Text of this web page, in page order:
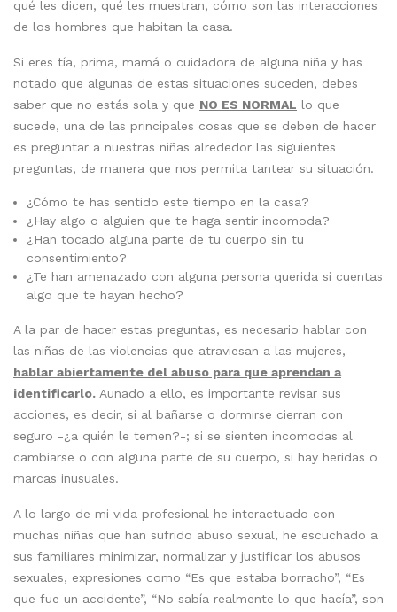
qué les dicen, qué les muestran, cómo son las interacciones
de los hombres que habitan la casa.
Si eres tía, prima, mamá o cuidadora de alguna niña y has
notado que algunas de estas situaciones suceden, debes
saber que no estás sola y que NO ES NORMAL lo que
sucede, una de las principales cosas que se deben de hacer
es preguntar a nuestras niñas alrededor las siguientes
preguntas, de manera que nos permita tantear su situación.
¿Cómo te has sentido este tiempo en la casa?
¿Hay algo o alguien que te haga sentir incomoda?
¿Han tocado alguna parte de tu cuerpo sin tu
consentimiento?
¿Te han amenazado con alguna persona querida si cuentas
algo que te hayan hecho?
A la par de hacer estas preguntas, es necesario hablar con
las niñas de las violencias que atraviesan a las mujeres,
hablar abiertamente del abuso para que aprendan a
identificarlo. Aunado a ello, es importante revisar sus
acciones, es decir, si al bañarse o dormirse cierran con
seguro -¿a quién le temen?-; si se sienten incomodas al
cambiarse o con alguna parte de su cuerpo, si hay heridas o
marcas inusuales.
A lo largo de mi vida profesional he interactuado con
muchas niñas que han sufrido abuso sexual, he escuchado a
sus familiares minimizar, normalizar y justificar los abusos
sexuales, expresiones como “Es que estaba borracho”, “Es
que fue un accidente”, “No sabía realmente lo que hacía”, son